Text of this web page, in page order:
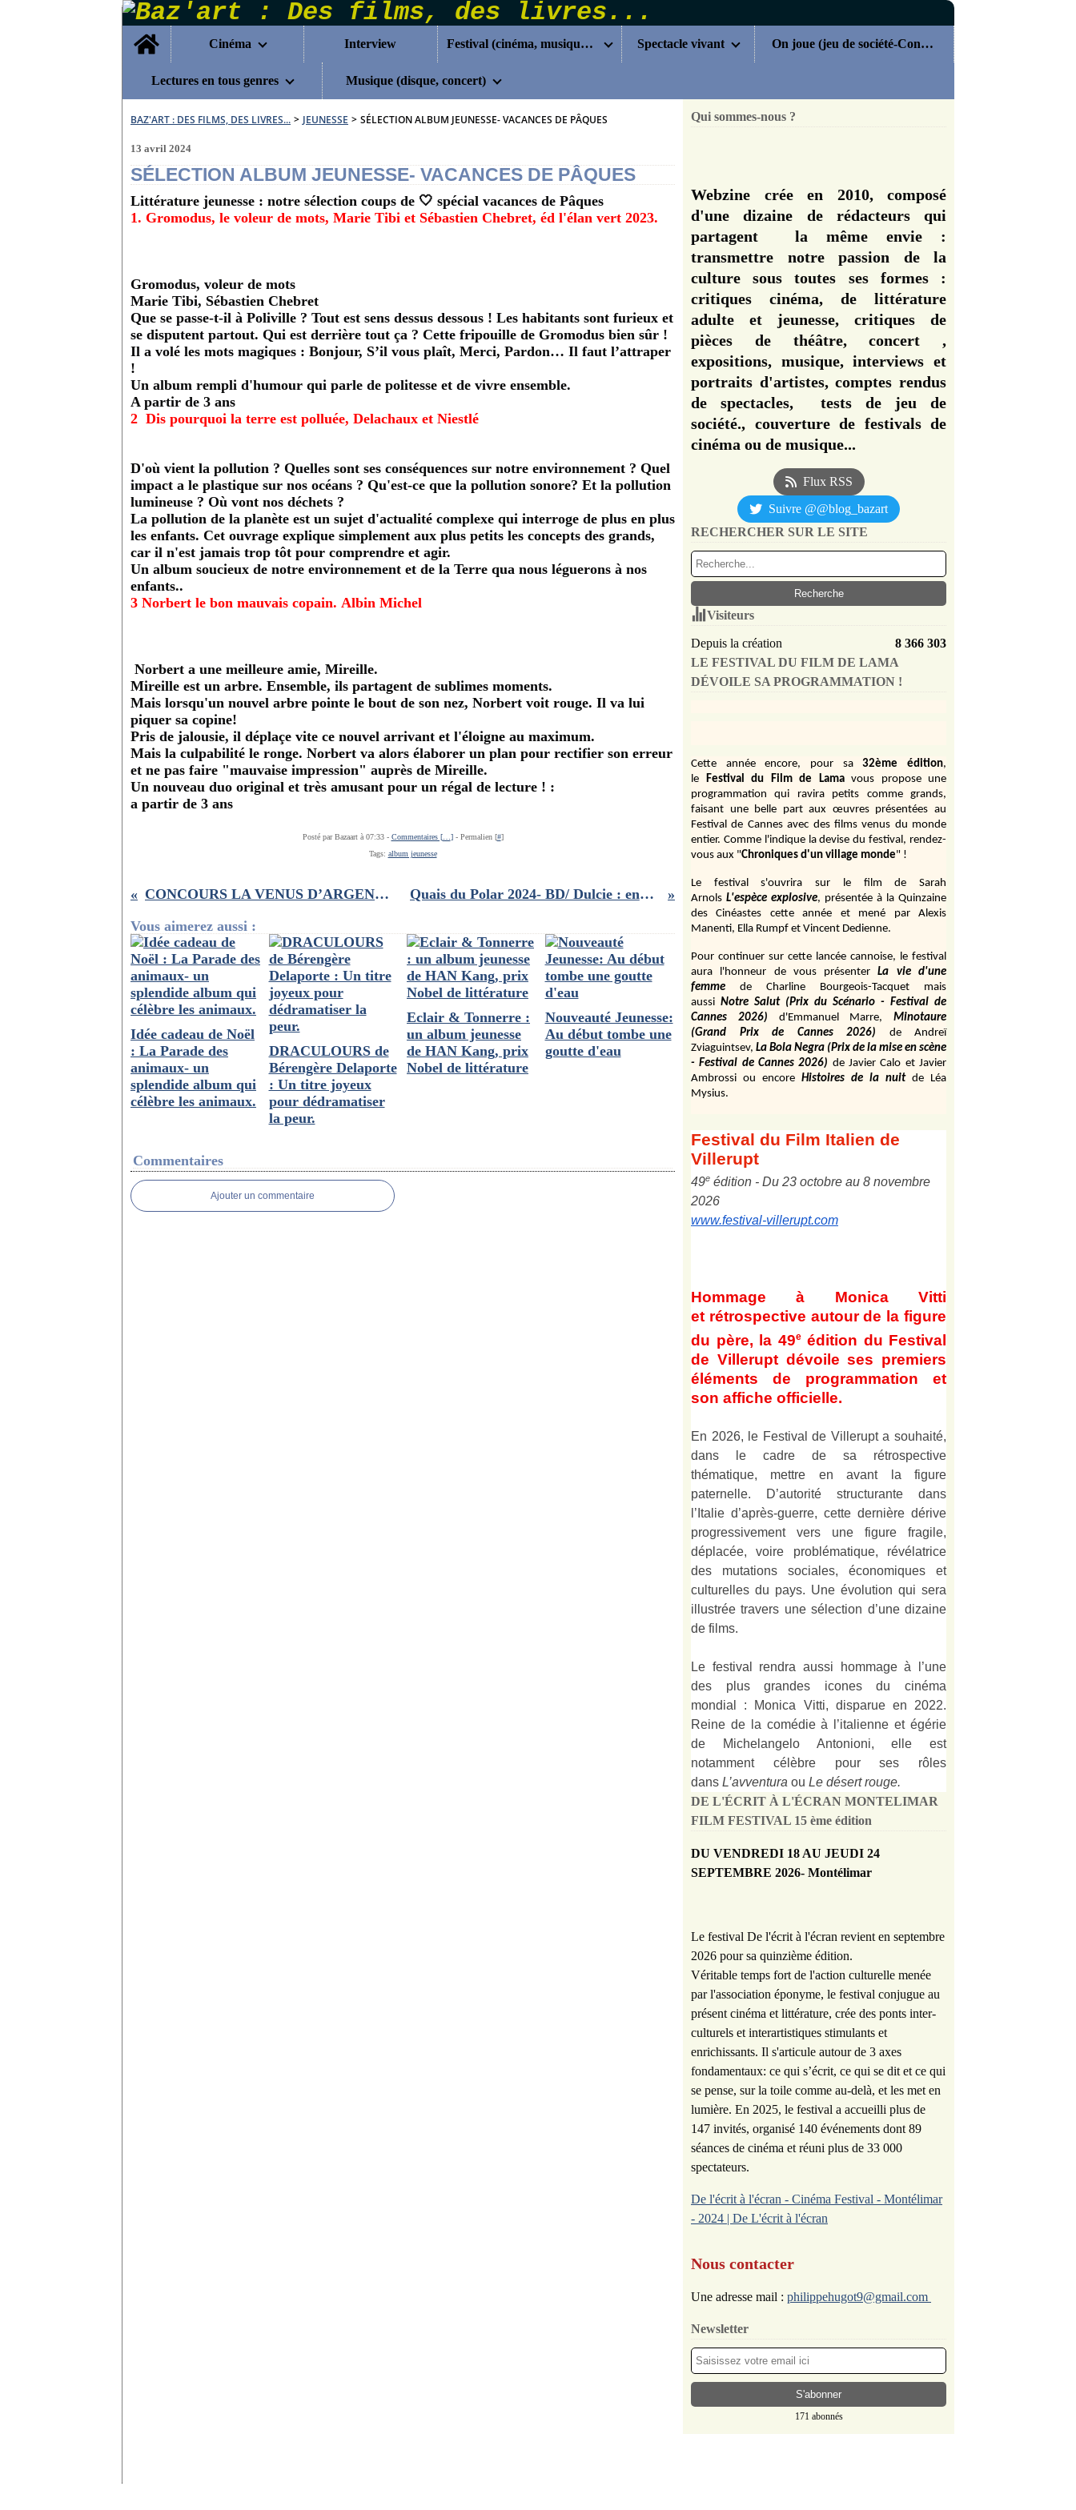
Home
Cinéma
Interview Festival (cinéma, musique...) Spectacle vivant On joue (jeu de société-Concours)
Lectures en tous genres Musique (disque, concert)
BAZ'ART : DES FILMS, DES LIVRES... > JEUNESSE > SÉLECTION ALBUM JEUNESSE- VACANCES DE PÂQUES
13 avril 2024
SÉLECTION ALBUM JEUNESSE- VACANCES DE PÂQUES
Littérature jeunesse : notre sélection coups de 🤍 spécial vacances de Pâques
1. Gromodus, le voleur de mots, Marie Tibi et Sébastien Chebret, éd l'élan vert 2023.
Gromodus, voleur de mots
Marie Tibi, Sébastien Chebret
Que se passe-t-il à Poliville ? Tout est sens dessus dessous ! Les habitants sont furieux et
se disputent partout. Qui est derrière tout ça ? Cette fripouille de Gromodus bien sûr !
Il a volé les mots magiques : Bonjour, S’il vous plaît, Merci, Pardon… Il faut l’attraper
!
Un album rempli d'humour qui parle de politesse et de vivre ensemble.
A partir de 3 ans
2 Dis pourquoi la terre est polluée, Delachaux et Niestlé
D'où vient la pollution ? Quelles sont ses conséquences sur notre environnement ? Quel
impact a le plastique sur nos océans ? Qu'est-ce que la pollution sonore? Et la pollution
lumineuse ? Où vont nos déchets ?
La pollution de la planète est un sujet d'actualité complexe qui interroge de plus en plus
les enfants. Cet ouvrage explique simplement aux plus petits les concepts des grands,
car il n'est jamais trop tôt pour comprendre et agir.
Un album soucieux de notre environnement et de la Terre qua nous léguerons à nos
enfants..
3 Norbert le bon mauvais copain. Albin Michel
Norbert a une meilleure amie, Mireille.
Mireille est un arbre. Ensemble, ils partagent de sublimes moments.
Mais lorsqu'un nouvel arbre pointe le bout de son nez, Norbert voit rouge. Il va lui
piquer sa copine!
Pris de jalousie, il déplaçe vite ce nouvel arrivant et l'éloigne au maximum.
Mais la culpabilité le ronge. Norbert va alors élaborer un plan pour rectifier son erreur
et ne pas faire "mauvaise impression" auprès de Mireille.
Un nouveau duo original et très amusant pour un régal de lecture ! :
a partir de 3 ans
Posté par Bazaart à 07:33 - Commentaires [… ]- Permalien [#]
Tags: album jeunesse
CONCOURS LA VENUS D’ARGENT : gagnez 2 DVD d'un film fascinant sur la finance
Quais du Polar 2024- BD/ Dulcie : enquête sur l'assassinat d'une militante anti-apartheid
Vous aimerez aussi :
Idée cadeau de Noël
: La Parade des
animaux- un
splendide album qui
célèbre les animaux.
DRACULOURS de
Bérengère Delaporte
: Un titre joyeux
pour dédramatiser
la peur.
Eclair & Tonnerre :
un album jeunesse
de HAN Kang, prix
Nobel de littérature
Nouveauté Jeunesse:
Au début tombe une
goutte d'eau
Commentaires
Ajouter un commentaire
Qui sommes-nous ?
Webzine crée en 2010, composé
d'une dizaine de rédacteurs qui
partagent la même envie :
transmettre notre passion de la
culture sous toutes ses formes :
critiques cinéma, de littérature
adulte et jeunesse, critiques de
pièces de théâtre, concert ,
expositions, musique, interviews et
portraits d'artistes, comptes rendus
de spectacles, tests de jeu de
société., couverture de festivals de
cinéma ou de musique...
Flux RSS
Suivre @@blog_bazart
RECHERCHER SUR LE SITE
Visiteurs
Depuis la création
8 366 303
LE FESTIVAL DU FILM DE LAMA
DÉVOILE SA PROGRAMMATION !
Cette année encore, pour sa 32ème édition,
le Festival du Film de Lama vous propose une
programmation qui ravira petits comme grands,
faisant une belle part aux œuvres présentées au
Festival de Cannes avec des films venus du monde
entier. Comme l'indique la devise du festival, rendez-
vous aux "Chroniques d'un village monde" !
Le festival s'ouvrira sur le film de Sarah
Arnols L'espèce explosive, présentée à la Quinzaine
des Cinéastes cette année et mené par Alexis
Manenti, Ella Rumpf et Vincent Dedienne.
Pour continuer sur cette lancée cannoise, le festival
aura l'honneur de vous présenter
La vie d'une
femme
de Charline Bourgeois-Tacquet
mais
aussi Notre Salut (Prix du Scénario - Festival de
Cannes 2026)
d'Emmanuel Marre,
Minotaure
(Grand Prix de Cannes 2026)
de Andreï
Zviaguintsev, La Bola Negra (Prix de la mise en scène
- Festival de Cannes 2026) de Javier Calo et Javier
Ambrossi ou encore Histoires de la nuit de Léa
Mysius.
Festival du Film Italien de
Villerupt
49e édition - Du 23 octobre au 8 novembre
2026
www.festival-villerupt.com
Hommage à Monica Vitti
et rétrospective autour de la figure
du père, la 49e édition du Festival
de Villerupt dévoile ses premiers
éléments de programmation et
son affiche officielle.
En 2026, le Festival de Villerupt a souhaité,
dans le cadre de sa rétrospective
thématique, mettre en avant la figure
paternelle. D’autorité structurante dans
l’Italie d’après-guerre, cette dernière dérive
progressivement vers une figure fragile,
déplacée, voire problématique, révélatrice
des mutations sociales, économiques et
culturelles du pays. Une évolution qui sera
illustrée travers une sélection d’une dizaine
de films.
Le festival rendra aussi hommage à l’une
des plus grandes icones du cinéma
mondial : Monica Vitti, disparue en 2022.
Reine de la comédie à l’italienne et égérie
de Michelangelo Antonioni, elle est
notamment célèbre pour ses rôles
dans L’avventura ou Le désert rouge.
DE L'ÉCRIT À L'ÉCRAN MONTELIMAR
FILM FESTIVAL 15 ème édition
DU VENDREDI 18 AU JEUDI 24
SEPTEMBRE 2026- Montélimar
Le festival De l'écrit à l'écran revient en septembre
2026 pour sa quinzième édition.
Véritable temps fort de l'action culturelle menée
par l'association éponyme, le festival conjugue au
présent cinéma et littérature, crée des ponts inter-
culturels et interartistiques stimulants et
enrichissants. Il s'articule autour de 3 axes
fondamentaux: ce qui s’écrit, ce qui se dit et ce qui
se pense, sur la toile comme au-delà, et les met en
lumière. En 2025, le festival a accueilli plus de
147 invités, organisé 140 événements dont 89
séances de cinéma et réuni plus de 33 000
spectateurs.
De l'écrit à l'écran - Cinéma Festival - Montélimar
- 2024 | De L'écrit à l'écran
Nous contacter
Une adresse mail : philippehugot9@gmail.com
Newsletter
171 abonnés